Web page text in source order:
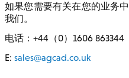
如果您需要有关在您的业务
我们。
电话：+44（0）1606 863344
E: sales@agcad.co.uk